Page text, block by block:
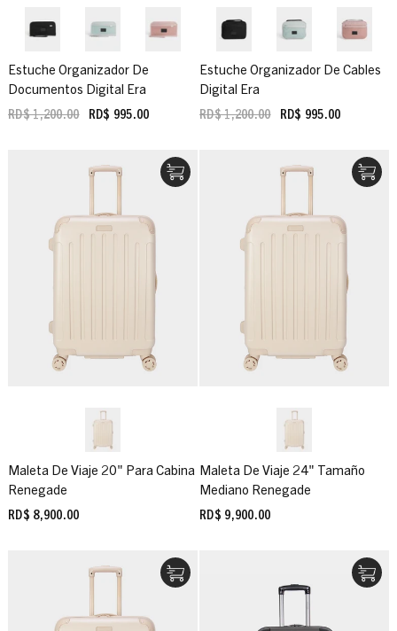
Estuche Organizador De
Documentos Digital Era
RD$ 1,200.00 RD$ 995.00
Estuche Organizador De Cables
Digital Era
RD$ 1,200.00 RD$ 995.00
Maleta De Viaje 20" Para Cabina
Renegade
RD$ 8,900.00
Maleta De Viaje 24" Tamaño
Mediano Renegade
RD$ 9,900.00